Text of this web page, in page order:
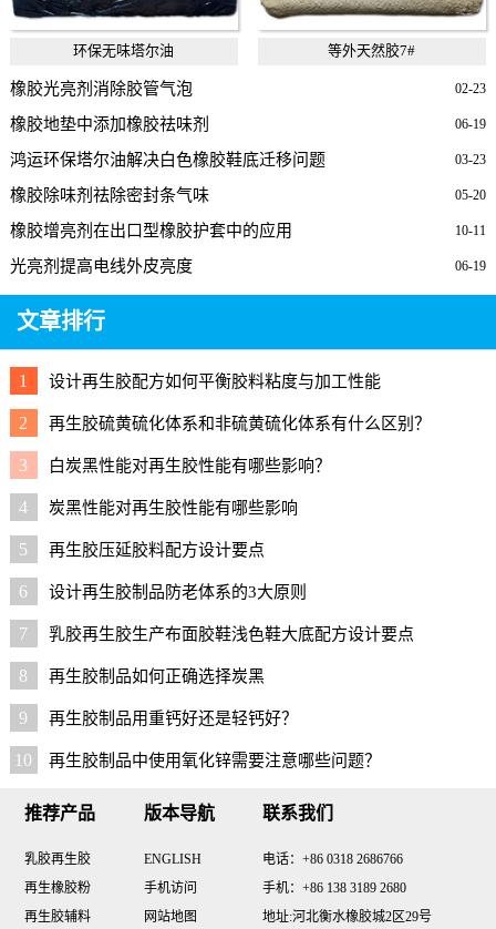
环保无味塔尔油 等外天然胶7#
02-23
橡胶光亮剂消除胶管气泡
06-19
橡胶地垫中添加橡胶祛味剂
03-23
鸿运环保塔尔油解决白色橡胶鞋底迁移问题
05-20
橡胶除味剂祛除密封条气味
10-11
橡胶增亮剂在出口型橡胶护套中的应用
06-19
光亮剂提高电线外皮亮度
文章排行
1 设计再生胶配方如何平衡胶料粘度与加工性能
2 再生胶硫黄硫化体系和非硫黄硫化体系有什么区别？
3 白炭黑性能对再生胶性能有哪些影响？
4 炭黑性能对再生胶性能有哪些影响
5 再生胶压延胶料配方设计要点
6 设计再生胶制品防老体系的3大原则
7 乳胶再生胶生产布面胶鞋浅色鞋大底配方设计要点
8 再生胶制品如何正确选择炭黑
9 再生胶制品用重钙好还是轻钙好？
10 再生胶制品中使用氧化锌需要注意哪些问题？
推荐产品
乳胶再生胶
再生橡胶粉
再生胶辅料
版本导航
ENGLISH
手机访问
网站地图
联系我们
电话：+86 0318 2686766
手机：+86 138 3189 2680
地址:河北衡水橡胶城2区29号